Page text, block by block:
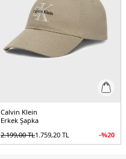
Calvin Klein
Erkek Şapka
2.199,00TL1.759,20 TL -%20